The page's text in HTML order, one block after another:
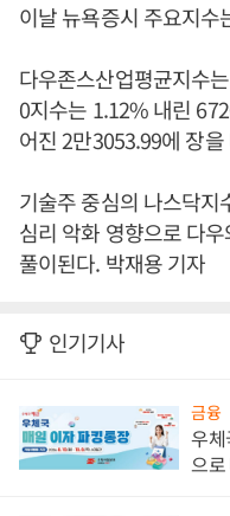
이날 뉴욕증시 주요지수
다우존스산업평균지수
0지수는 1.12% 내린
어진 2만3053.99에 장을
기술주 중심의 나스닥지
심리 악화 영향으로 다
풀이된다. 박재용 기자
인기기사
금융
우체
으로